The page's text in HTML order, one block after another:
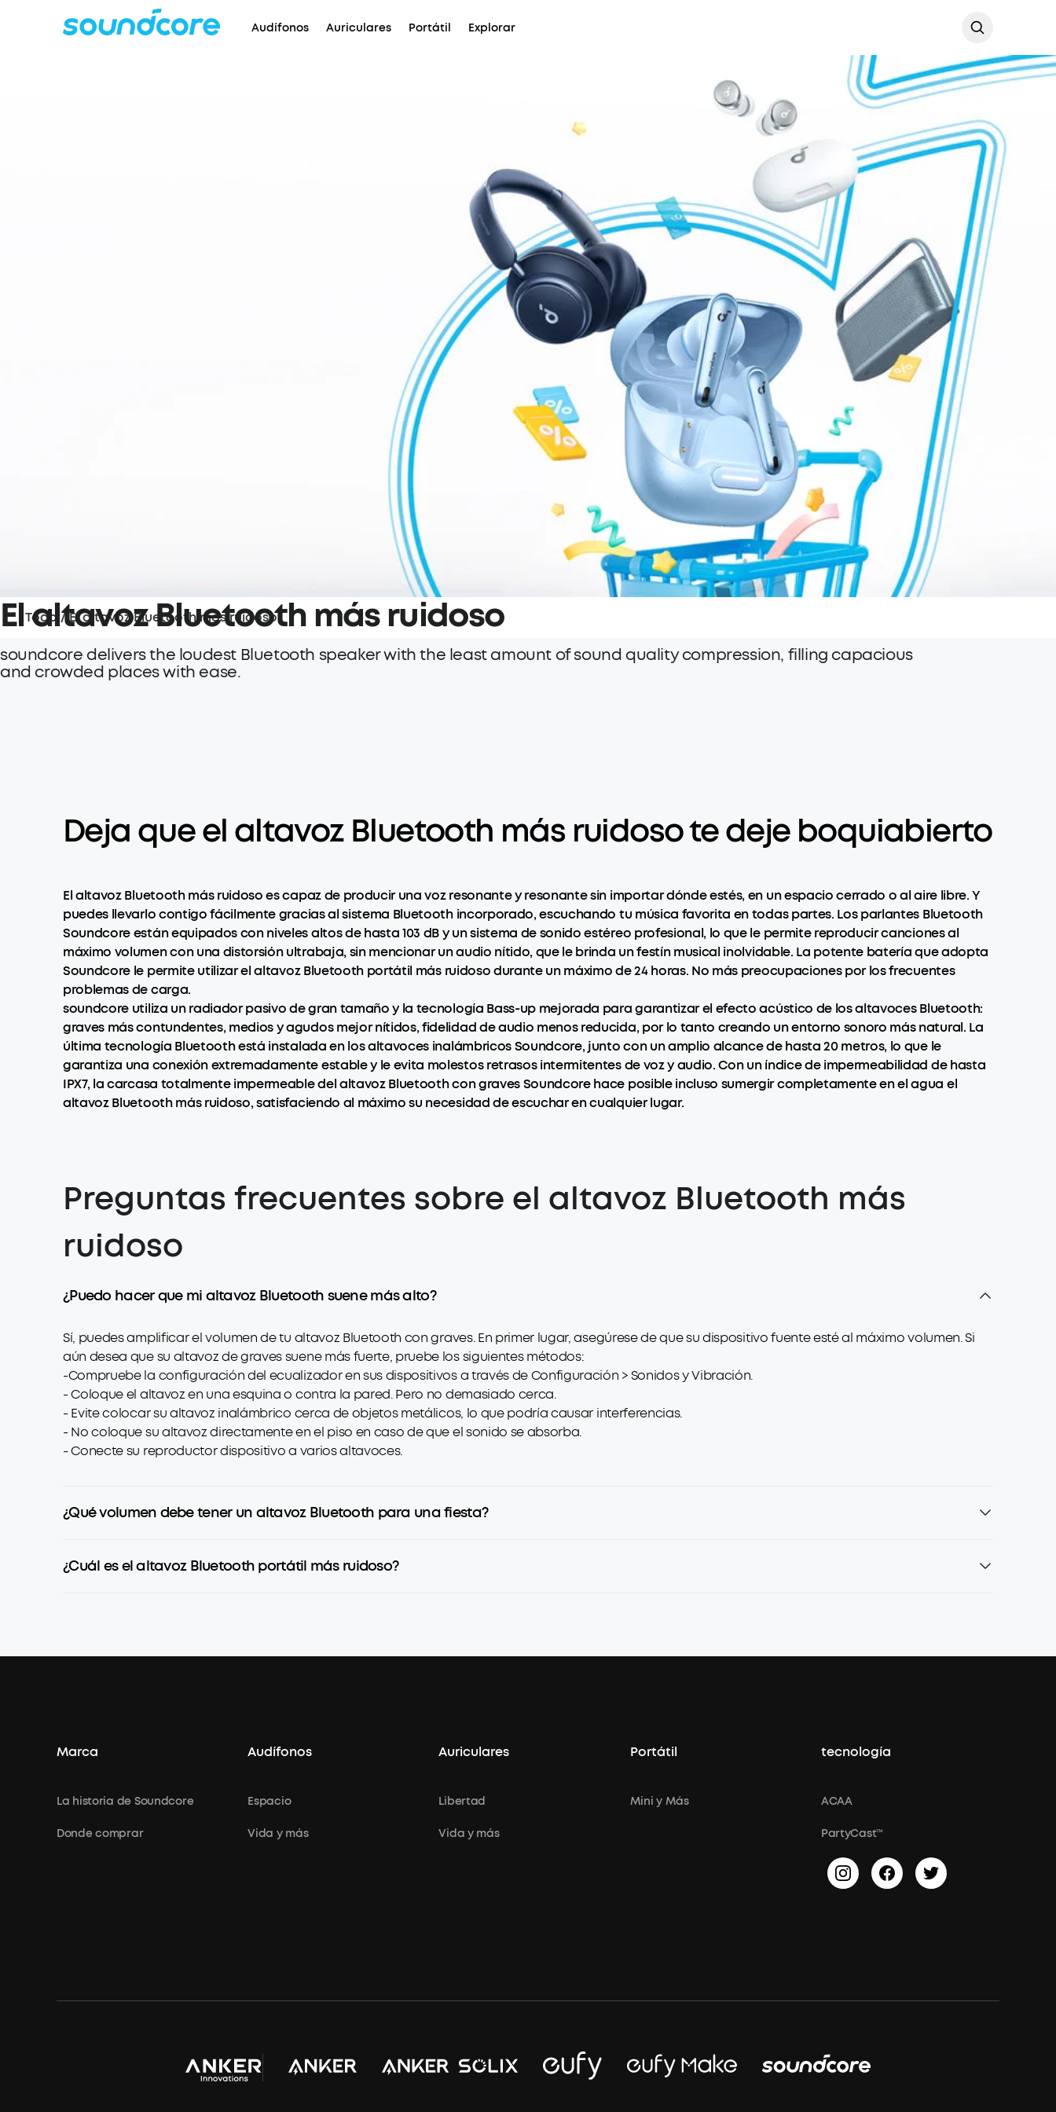
Audífonos Auriculares Portátil Explorar
El altavoz Bluetooth más ruidoso
soundcore delivers the loudest Bluetooth speaker with the least amount of sound quality compression, filling capacious
and crowded places with ease.
Todo / El altavoz Bluetooth más ruidoso
Deja que el altavoz Bluetooth más ruidoso te deje boquiabierto
El altavoz Bluetooth más ruidoso es capaz de producir una voz resonante y resonante sin importar dónde estés, en un espacio cerrado o al aire libre. Y
puedes llevarlo contigo fácilmente gracias al sistema Bluetooth incorporado, escuchando tu música favorita en todas partes. Los parlantes Bluetooth
Soundcore están equipados con niveles altos de hasta 103 dB y un sistema de sonido estéreo profesional, lo que le permite reproducir canciones al
máximo volumen con una distorsión ultrabaja, sin mencionar un audio nítido, que le brinda un festín musical inolvidable. La potente batería que adopta
Soundcore le permite utilizar el altavoz Bluetooth portátil más ruidoso durante un máximo de 24 horas. No más preocupaciones por los frecuentes
problemas de carga.
soundcore utiliza un radiador pasivo de gran tamaño y la tecnología Bass-up mejorada para garantizar el efecto acústico de los altavoces Bluetooth:
graves más contundentes, medios y agudos mejor nítidos, fidelidad de audio menos reducida, por lo tanto creando un entorno sonoro más natural. La
última tecnología Bluetooth está instalada en los altavoces inalámbricos Soundcore, junto con un amplio alcance de hasta 20 metros, lo que le
garantiza una conexión extremadamente estable y le evita molestos retrasos intermitentes de voz y audio. Con un índice de impermeabilidad de hasta
IPX7, la carcasa totalmente impermeable del altavoz Bluetooth con graves Soundcore hace posible incluso sumergir completamente en el agua el
altavoz Bluetooth más ruidoso, satisfaciendo al máximo su necesidad de escuchar en cualquier lugar.
Preguntas frecuentes sobre el altavoz Bluetooth más
ruidoso
¿Puedo hacer que mi altavoz Bluetooth suene más alto?
Sí, puedes amplificar el volumen de tu altavoz Bluetooth con graves. En primer lugar, asegúrese de que su dispositivo fuente esté al máximo volumen. Si
aún desea que su altavoz de graves suene más fuerte, pruebe los siguientes métodos:
-Compruebe la configuración del ecualizador en sus dispositivos a través de Configuración > Sonidos y Vibración.
- Coloque el altavoz en una esquina o contra la pared. Pero no demasiado cerca.
- Evite colocar su altavoz inalámbrico cerca de objetos metálicos, lo que podría causar interferencias.
- No coloque su altavoz directamente en el piso en caso de que el sonido se absorba.
- Conecte su reproductor dispositivo a varios altavoces.
¿Qué volumen debe tener un altavoz Bluetooth para una fiesta?
¿Cuál es el altavoz Bluetooth portátil más ruidoso?
Marca
La historia de Soundcore
Donde comprar
Audífonos
Espacio
Vida y más
Auriculares
Libertad
Vida y más
Portátil
Mini y Más
tecnología
ACAA
PartyCast™